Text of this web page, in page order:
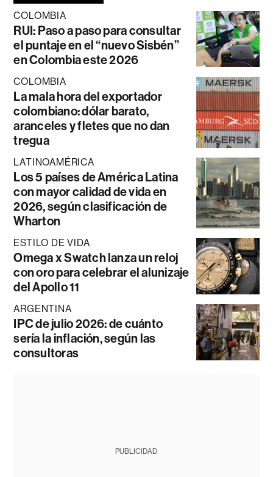
COLOMBIA
RUI: Paso a paso para consultar
el puntaje en el “nuevo Sisbén”
en Colombia este 2026
COLOMBIA
La mala hora del exportador
colombiano: dólar barato,
aranceles y fletes que no dan
tregua
LATINOAMÉRICA
Los 5 países de América Latina
con mayor calidad de vida en
2026, según clasificación de
Wharton
ESTILO DE VIDA
Omega x Swatch lanza un reloj
con oro para celebrar el alunizaje
del Apollo 11
ARGENTINA
IPC de julio 2026: de cuánto
sería la inflación, según las
consultoras
PUBLICIDAD